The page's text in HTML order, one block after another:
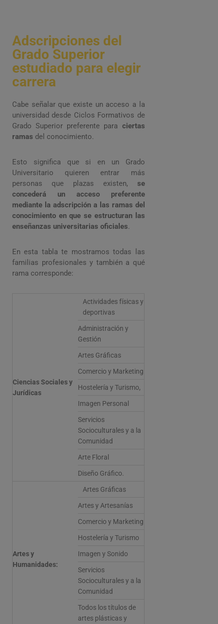
Adscripciones del
Grado Superior
estudiado para elegir
carrera
Cabe señalar que existe un acceso a la
universidad desde Ciclos Formativos de
Grado Superior preferente para ciertas
ramas del conocimiento.
Esto significa que si en un Grado
Universitario quieren entrar más
personas que plazas existen, se
concederá un acceso preferente
mediante la adscripción a las ramas del
conocimiento en que se estructuran las
enseñanzas universitarias oficiales.
En esta tabla te mostramos todas las
familias profesionales y también a qué
rama corresponde:
Ciencias Sociales y
Jurídicas
Actividades físicas y
deportivas
Administración y
Gestión
Artes Gráficas
Comercio y Marketing
Hostelería y Turismo,
Imagen Personal
Servicios
Socioculturales y a la
Comunidad
Arte Floral
Diseño Gráfico.
Artes y
Humanidades:
Artes Gráficas
Artes y Artesanías
Comercio y Marketing
Hostelería y Turismo
Imagen y Sonido
Servicios
Socioculturales y a la
Comunidad
Todos los títulos de
artes plásticas y